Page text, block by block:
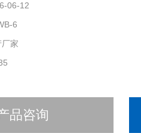
06-12
6
家
品咨询